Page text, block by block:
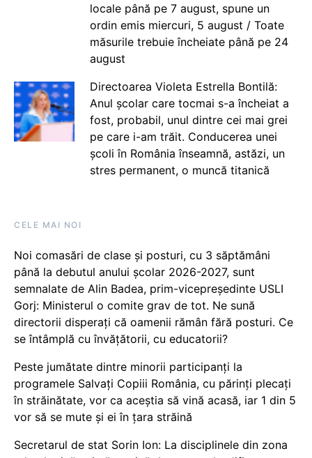
locale până pe 7 august, spune un
ordin emis miercuri, 5 august / Toate
măsurile trebuie încheiate până pe 24
august
Directoarea Violeta Estrella Bontilă:
Anul școlar care tocmai s-a încheiat a
fost, probabil, unul dintre cei mai grei
pe care i-am trăit. Conducerea unei
școli în România înseamnă, astăzi, un
stres permanent, o muncă titanică
CELE MAI NOI
Noi comasări de clase și posturi, cu 3 săptămâni
până la debutul anului școlar 2026-2027, sunt
semnalate de Alin Badea, prim-vicepreședinte USLI
Gorj: Ministerul o comite grav de tot. Ne sună
directorii disperați că oamenii rămân fără posturi. Ce
se întâmplă cu învățătorii, cu educatorii?
Peste jumătate dintre minorii participanți la
programele Salvați Copiii România, cu părinți plecați
în străinătate, vor ca aceștia să vină acasă, iar 1 din 5
vor să se mute și ei în țara străină
Secretarul de stat Sorin Ion: La disciplinele din zona